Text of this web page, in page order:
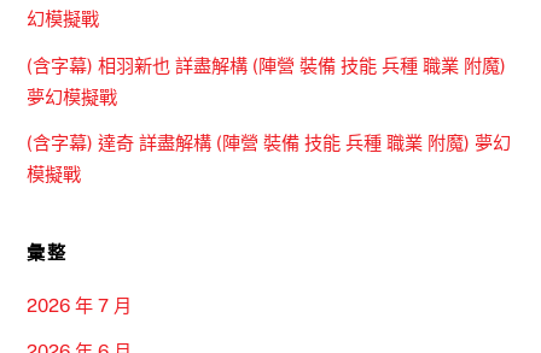
幻模擬戰
(含字幕) 相羽新也 詳盡解構 (陣營 裝備 技能 兵種 職業 附魔)
夢幻模擬戰
(含字幕) 達奇 詳盡解構 (陣營 裝備 技能 兵種 職業 附魔) 夢幻
模擬戰
彙整
2026 年 7 月